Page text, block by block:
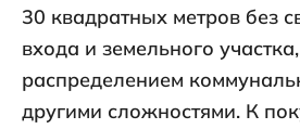
30 квадратных метров без
входа и земельного
распределением
другими сложностями. К